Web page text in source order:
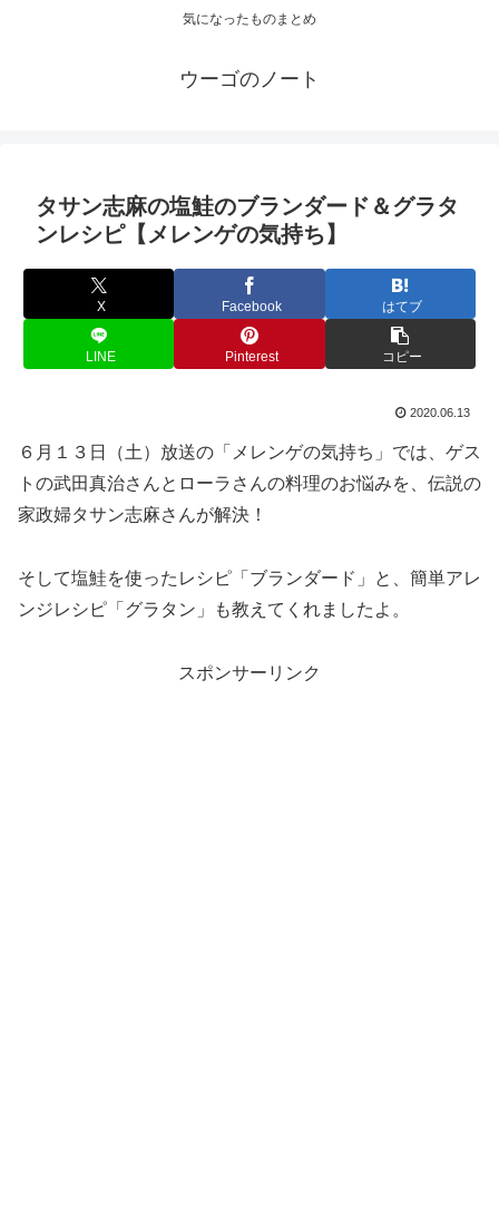
気になったものまとめ
ウーゴのノート
タサン志麻の塩鮭のブランダード＆グラタ
ンレシピ【メレンゲの気持ち】
X Facebook はてブ
LINE Pinterest コピー
2020.06.13
６月１３日（土）放送の「メレンゲの気持ち」では、ゲス
トの武田真治さんとローラさんの料理のお悩みを、伝説の
家政婦タサン志麻さんが解決！
そして塩鮭を使ったレシピ「ブランダード」と、簡単アレ
ンジレシピ「グラタン」も教えてくれましたよ。
スポンサーリンク